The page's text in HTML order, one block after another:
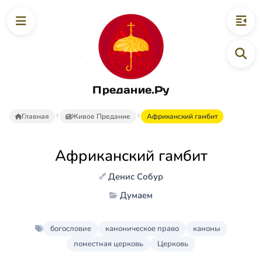
Предание.Ру
Главная Живое Предание Африканский гамбит
Африканский гамбит
Денис Собур
Думаем
богословие каноническое право
каноны
поместная церковь
Церковь